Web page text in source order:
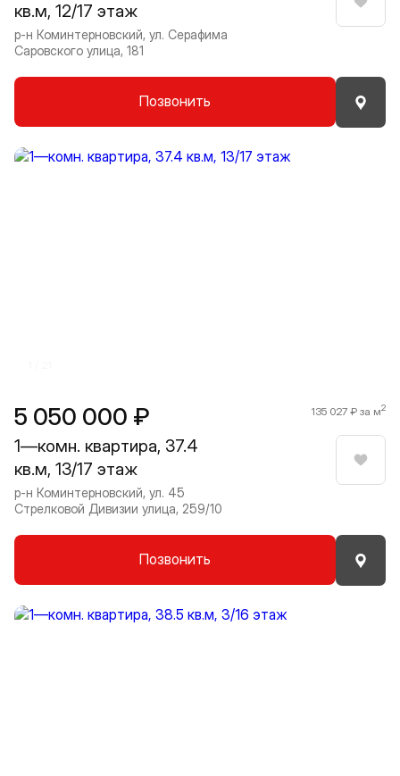
кв.м, 12/17 этаж
р-н Коминтерновский, ул. Серафима
Саровского улица, 181
Позвонить
5 050 000 ₽ 135 027 ₽ за м2
1—комн. квартира, 37.4
кв.м, 13/17 этаж
р-н Коминтерновский, ул. 45
Стрелковой Дивизии улица, 259/10
Позвонить